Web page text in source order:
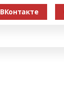
ВКонтакте